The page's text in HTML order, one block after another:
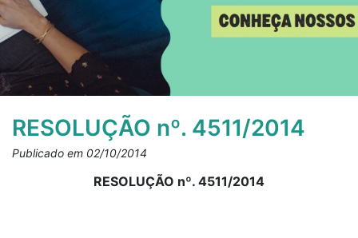
RESOLUÇÃO nº. 4511/2014
Publicado em 02/10/2014
RESOLUÇÃO nº. 4511/2014